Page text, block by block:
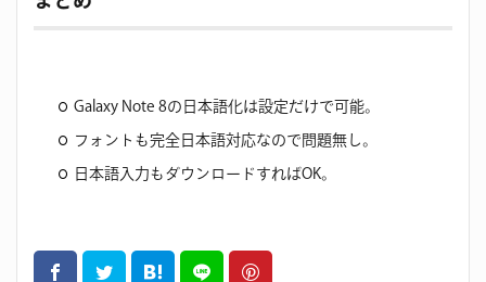
Galaxy Note 8の日本語化は設定だけで可能。
フォントも完全日本語対応なので問題無し。
日本語入力もダウンロードすればOK。